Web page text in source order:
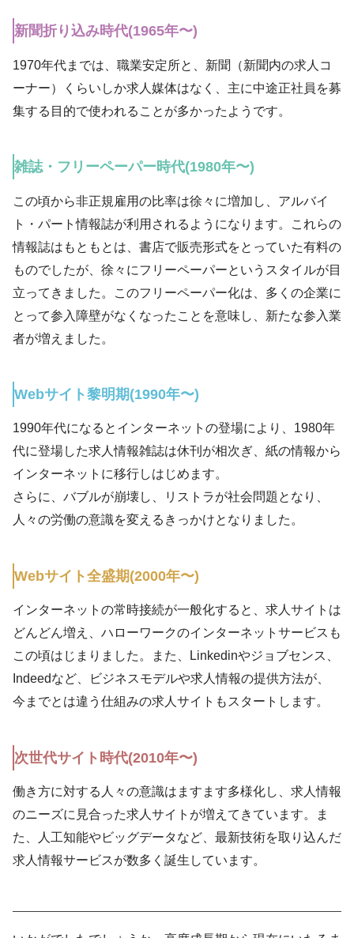
新聞折り込み時代(1965年〜)
1970年代までは、職業安定所と、新聞（新聞内の求人コ
ーナー）くらいしか求人媒体はなく、主に中途正社員を募
集する目的で使われることが多かったようです。
雑誌・フリーペーパー時代(1980年〜)
この頃から非正規雇用の比率は徐々に増加し、アルバイ
ト・パート情報誌が利用されるようになります。これらの
情報誌はもともとは、書店で販売形式をとっていた有料の
ものでしたが、徐々にフリーペーパーというスタイルが目
立ってきました。このフリーペーパー化は、多くの企業に
とって参入障壁がなくなったことを意味し、新たな参入業
者が増えました。
Webサイト黎明期(1990年〜)
1990年代になるとインターネットの登場により、1980年
代に登場した求人情報雑誌は休刊が相次ぎ、紙の情報から
インターネットに移行しはじめます。
さらに、バブルが崩壊し、リストラが社会問題となり、
人々の労働の意識を変えるきっかけとなりました。
Webサイト全盛期(2000年〜)
インターネットの常時接続が一般化すると、求人サイトは
どんどん増え、ハローワークのインターネットサービスも
この頃はじまりました。また、Linkedinやジョブセンス、
Indeedなど、ビジネスモデルや求人情報の提供方法が、
今までとは違う仕組みの求人サイトもスタートします。
次世代サイト時代(2010年〜)
働き方に対する人々の意識はますます多様化し、求人情報
のニーズに見合った求人サイトが増えてきています。ま
た、人工知能やビッグデータなど、最新技術を取り込んだ
求人情報サービスが数多く誕生しています。